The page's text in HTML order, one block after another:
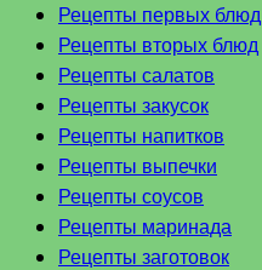
Рецепты первых блюд
Рецепты вторых блюд
Рецепты салатов
Рецепты закусок
Рецепты напитков
Рецепты выпечки
Рецепты соусов
Рецепты маринада
Рецепты заготовок